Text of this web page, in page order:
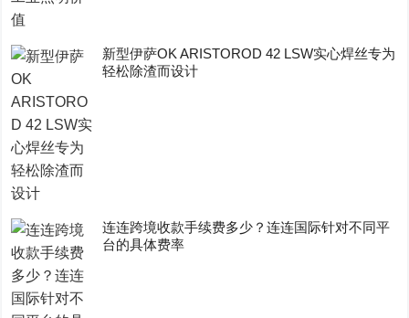
新型伊萨OK ARISTOROD 42 LSW实心焊丝专为
轻松除渣而设计
连连跨境收款手续费多少？连连国际针对不同平
台的具体费率